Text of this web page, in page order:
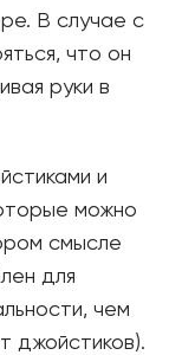
В случае с
что он
руки в
и
можно
смысле
для
чем
джойстиков).